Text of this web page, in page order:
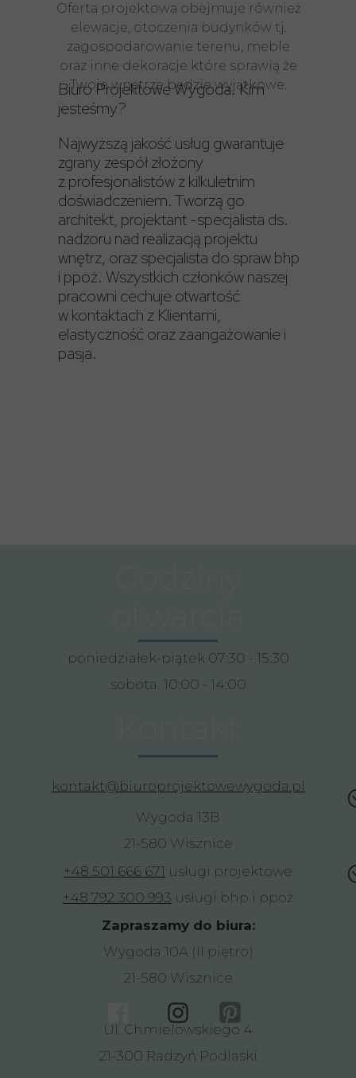
Biuro Projektowe Wygoda. Kim
jesteśmy?
Najwyższą jakość usług gwarantuje
zgrany zespół złożony
z profesjonalistów z kilkuletnim
doświadczeniem. Tworzą go
architekt, projektant -specjalista ds.
nadzoru nad realizacją projektu
wnętrz, oraz specjalista do spraw bhp
i ppoż. Wszystkich członków naszej
pracowni cechuje otwartość
w kontaktach z Klientami,
elastyczność oraz zaangażowanie i
pasja.
Oferta projektowa obejmuje również
elewacje, otoczenia budynków tj.
zagospodarowanie terenu, meble
oraz inne dekoracje które sprawią że
Twoje wnętrze będzie wyjątkowe.
poniedziałek-piątek 07:30 - 15:30
sobota 10:00 - 14:00
+48 501 666 671 usługi projektowe
+48 792 300 993 usługi bhp i ppoż
kontakt@biuroprojektowewygoda.pl
Zapraszamy do biura:
Wygoda 10A (II piętro)
21-580 Wisznice
Ul. Chmielowskiego 4
21-300 Radzyń Podlaski
Wygoda 13B
21-580 Wisznice